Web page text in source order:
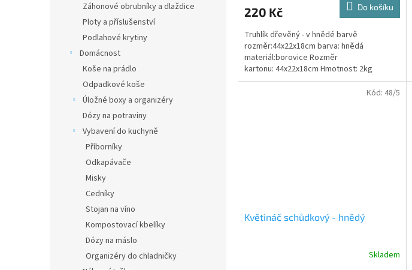
Záhonové obrubníky a dlaždice
Ploty a příslušenství
Podlahové krytiny
Domácnost
Koše na prádlo
Odpadkové koše
Úložné boxy a organizéry
Dózy na potraviny
Vybavení do kuchyně
Příborníky
Odkapávače
Misky
Cedníky
Stojan na víno
Kompostovací kbelíky
Dózy na máslo
Organizéry do chladničky
220 Kč Do košíku
Truhlík dřevěný - v hnědé barvě
rozměr:44x22x18cm barva: hnědá
materiál:borovice Rozměr
kartonu: 44x22x18cm Hmotnost: 2kg
Květináč schůdkový - hnědý
Skladem
Kód: 48/5